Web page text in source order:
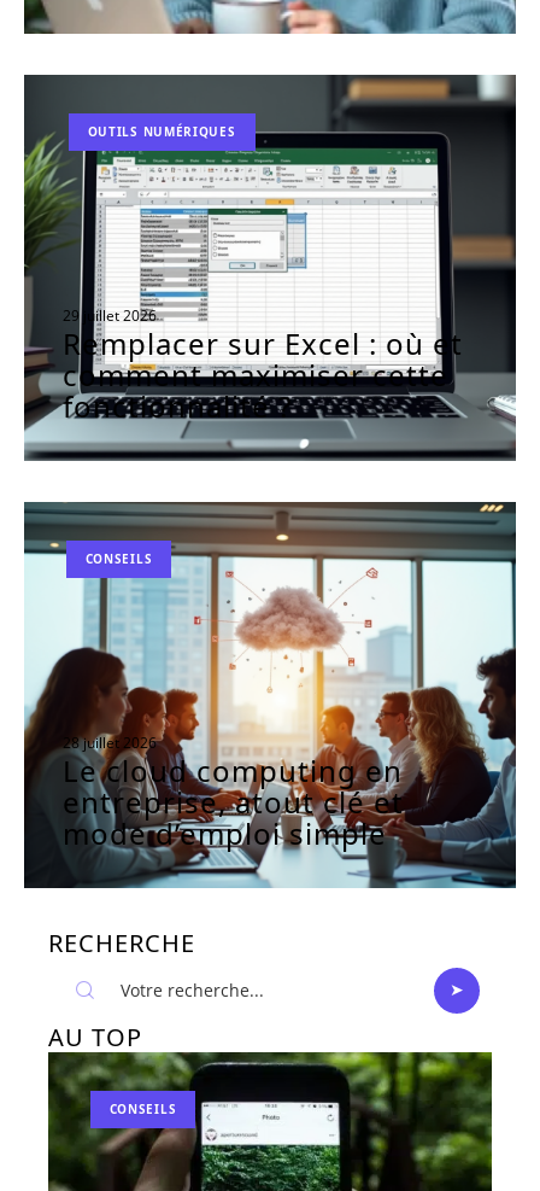
OUTILS NUMÉRIQUES
29 juillet 2026
Remplacer sur Excel : où et
comment maximiser cette
fonctionnalité ?
CONSEILS
28 juillet 2026
Le cloud computing en
entreprise, atout clé et
mode d’emploi simple
RECHERCHE
AU TOP
CONSEILS